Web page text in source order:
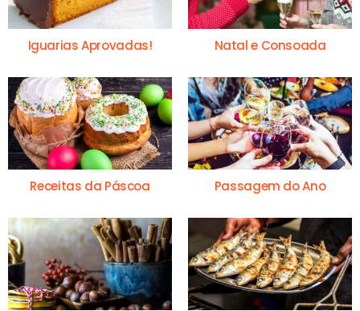
Iguarias Aprovadas! Natal e Consoada
Receitas da Páscoa Passagem do Ano